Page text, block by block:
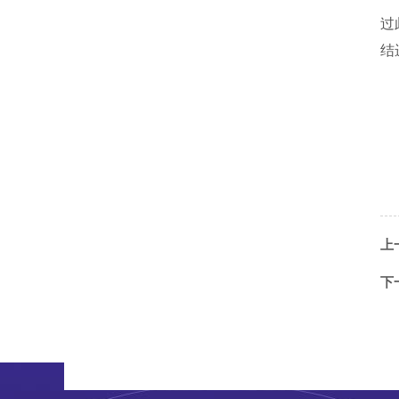
过
结
上
下